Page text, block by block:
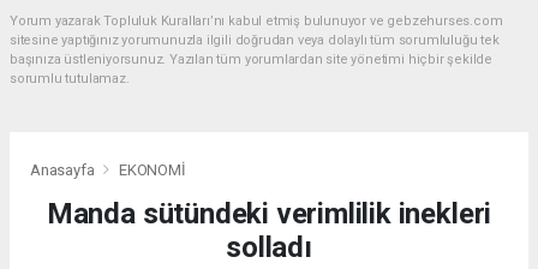
Yorum yazarak Topluluk Kuralları’nı kabul etmiş bulunuyor ve gebzehurses.com
sitesine yaptığınız yorumunuzla ilgili doğrudan veya dolaylı tüm sorumluluğu tek
başınıza üstleniyorsunuz. Yazılan tüm yorumlardan site yönetimi hiçbir şekilde
sorumlu tutulamaz.
Anasayfa EKONOMİ
Manda sütündeki verimlilik inekleri
solladı